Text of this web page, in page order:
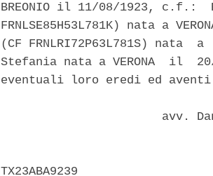
BREONIO il 11/08/1923, c.f.:
FRNLSE85H53L781K) nata a
(CF FRNLRI72P63L781S) nata
Stefania nata a VERONA  il
eventuali loro eredi ed
avv.